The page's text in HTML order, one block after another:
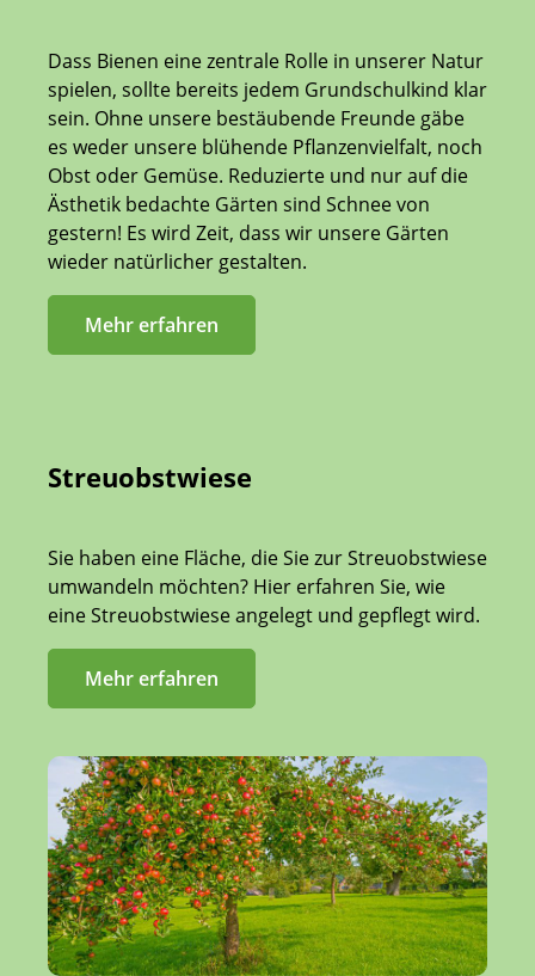
Dass Bienen eine zentrale Rolle in unserer Natur
spielen, sollte bereits jedem Grundschulkind klar
sein. Ohne unsere bestäubende Freunde gäbe
es weder unsere blühende Pflanzenvielfalt, noch
Obst oder Gemüse. Reduzierte und nur auf die
Ästhetik bedachte Gärten sind Schnee von
gestern! Es wird Zeit, dass wir unsere Gärten
wieder natürlicher gestalten.
Mehr erfahren
Streuobstwiese
Sie haben eine Fläche, die Sie zur Streuobstwiese
umwandeln möchten? Hier erfahren Sie, wie
eine Streuobstwiese angelegt und gepflegt wird.
Mehr erfahren